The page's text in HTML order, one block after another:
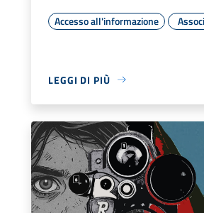
Accesso all'informazione
LEGGI DI PIÙ